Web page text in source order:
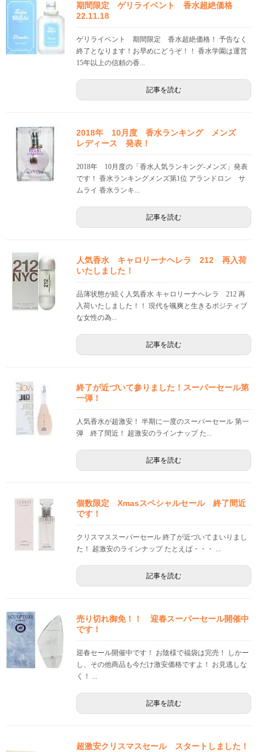
期間限定 ゲリライベント 香水超絶価格
22.11.18
ゲリライベント 期間限定 香水超絶価格！ 予告なく
終了となります！お早めにどうぞ！！ 香水学園は運営
15年以上の信頼の香...
記事を読む
2018年 10月度 香水ランキング メンズ
レディース 発表！
2018年 10月度の「香水人気ランキング-メンズ」発表
です！ 香水ランキングメンズ第1位 アランドロン サ
ムライ 香水ランキ...
記事を読む
人気香水 キャロリーナヘレラ 212 再入荷
いたしました！
品薄状態が続く人気香水 キャロリーナヘレラ 212 再
入荷いたしました！！ 現代を颯爽と生きるポジティブ
な女性の為...
記事を読む
終了が近づいて参りました！スーパーセール第
一弾！
人気香水が超激安！ 半期に一度のスーパーセール 第一
弾 終了間近！ 超激安のラインナップ た...
記事を読む
個数限定 Xmasスペシャルセール 終了間近
です！
クリスマススーパーセール 終了が近づいてまいりまし
た！ 超激安のラインナップ たとえば・・・ ...
記事を読む
売り切れ御免！！ 迎春スーパーセール開催中
です！
迎春セール開催中です！ お陰様で福袋は完売！ しかー
し、その他商品も今だけ激安価格ですよ！ お見逃しな
く！ ...
記事を読む
超激安クリスマスセール スタートしました！